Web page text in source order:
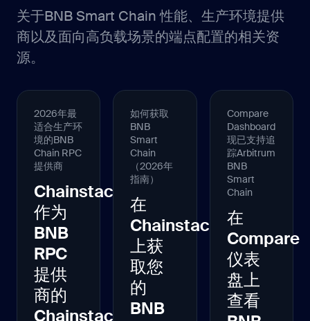
关于BNB Smart Chain 性能、生产环境提供
商以及面向高负载场景的端点配置的相关资
源。
2026年最
适合生产环
境的BNB
Chain RPC
提供商
Chainstack
作为
BNB
RPC
提供
商的
Chainstack
如何获取
BNB
Smart
Chain
（2026年
指南）
在
Chainstack
上获
取您
的
BNB
Compare
Dashboard
现已支持追
踪Arbitrum
BNB
Smart
Chain
在
Compare
仪表
盘上
查看